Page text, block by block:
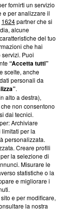
Blasting
impegniamo a
aderenza a
non è
di farne
verifica di
3 - 6900
fornirti un servizio
e per analizzare il
1624partner che si
alcune
del tuo
che hai
Puoi
“Accetta tutti”
scelte, anche
personali da
.
alto a destra),
non consentono
dai tecnici.
Archiviare
per la
personalizzata.
Creare profili
la selezione di
Misurare le
statistiche o la
e migliorare i
e per modificare,
la nostra